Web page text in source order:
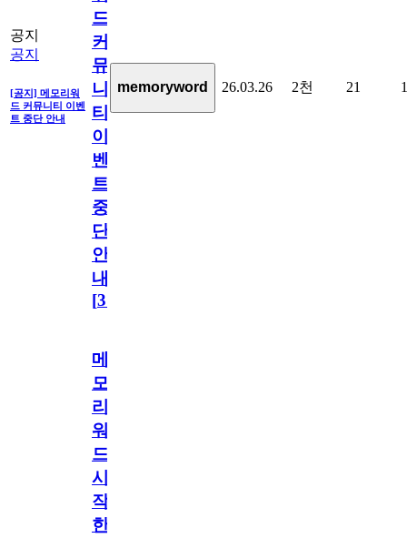
공지
공지
[공지] 메모리워
드 커뮤니티 이벤
트 중단 안내
드
커
뮤
니
티
이
벤
트
중
단
안
내
[31
memoryword 26.03.26 2천 21 1
메
모
리
워
드
시
작
한